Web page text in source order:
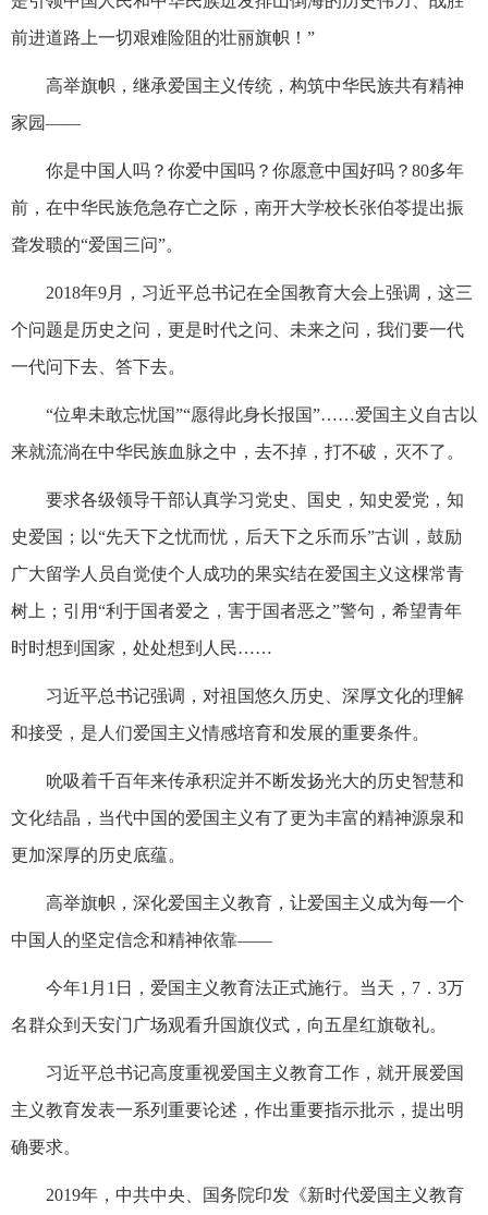
前进道路上一切艰难险阻的壮丽旗帜！”
高举旗帜，继承爱国主义传统，构筑中华民族共有精神
家园——
你是中国人吗？你爱中国吗？你愿意中国好吗？80多年
前，在中华民族危急存亡之际，南开大学校长张伯苓提出振
聋发聩的“爱国三问”。
2018年9月，习近平总书记在全国教育大会上强调，这三
个问题是历史之问，更是时代之问、未来之问，我们要一代
一代问下去、答下去。
“位卑未敢忘忧国”“愿得此身长报国”……爱国主义自古以
来就流淌在中华民族血脉之中，去不掉，打不破，灭不了。
要求各级领导干部认真学习党史、国史，知史爱党，知
史爱国；以“先天下之忧而忧，后天下之乐而乐”古训，鼓励
广大留学人员自觉使个人成功的果实结在爱国主义这棵常青
树上；引用“利于国者爱之，害于国者恶之”警句，希望青年
时时想到国家，处处想到人民……
习近平总书记强调，对祖国悠久历史、深厚文化的理解
和接受，是人们爱国主义情感培育和发展的重要条件。
吮吸着千百年来传承积淀并不断发扬光大的历史智慧和
文化结晶，当代中国的爱国主义有了更为丰富的精神源泉和
更加深厚的历史底蕴。
高举旗帜，深化爱国主义教育，让爱国主义成为每一个
中国人的坚定信念和精神依靠——
今年1月1日，爱国主义教育法正式施行。当天，7．3万
名群众到天安门广场观看升国旗仪式，向五星红旗敬礼。
习近平总书记高度重视爱国主义教育工作，就开展爱国
主义教育发表一系列重要论述，作出重要指示批示，提出明
确要求。
2019年，中共中央、国务院印发《新时代爱国主义教育